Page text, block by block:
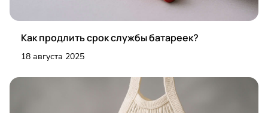
Как продлить срок службы батареек?
18 августа 2025